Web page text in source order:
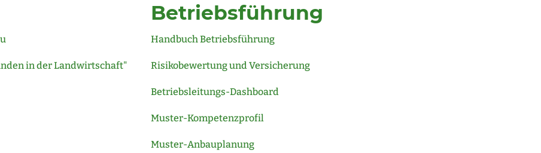
in der Landwirtschaft"
Betriebsführung
Handbuch Betriebsführung
Risikobewertung und Versicherung
Betriebsleitungs-Dashboard
Muster-Kompetenzprofil
Muster-Anbauplanung